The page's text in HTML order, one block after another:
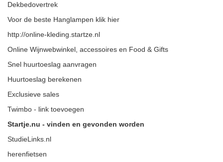
Dekbedovertrek
Voor de beste Hanglampen klik hier
http://online-kleding.startze.nl
Online Wijnwebwinkel, accessoires en Food & Gifts
Snel huurtoeslag aanvragen
Huurtoeslag berekenen
Exclusieve sales
Twimbo - link toevoegen
Startje.nu - vinden en gevonden worden
StudieLinks.nl
herenfietsen